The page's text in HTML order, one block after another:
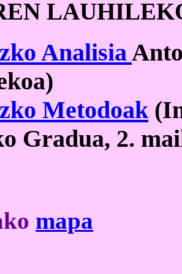
Analisia
Metodoak
Gradua, 2.
mapa